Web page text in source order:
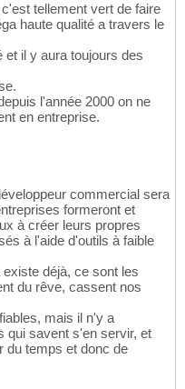
tellement vert de faire
haute qualité a travers le
il y aura toujours des
l'année 2000 on ne
en entreprise.
commercial sera
formeront et
à créer leurs propres
à l'aide d'outils à faible
déjà, ce sont les
du rêve, cassent nos
mais il n'y a
qui savent s'en servir, et
du temps et donc de